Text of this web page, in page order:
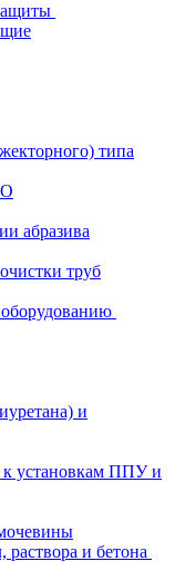
типа
абразива
труб
и
установкам ППУ и
и бетона